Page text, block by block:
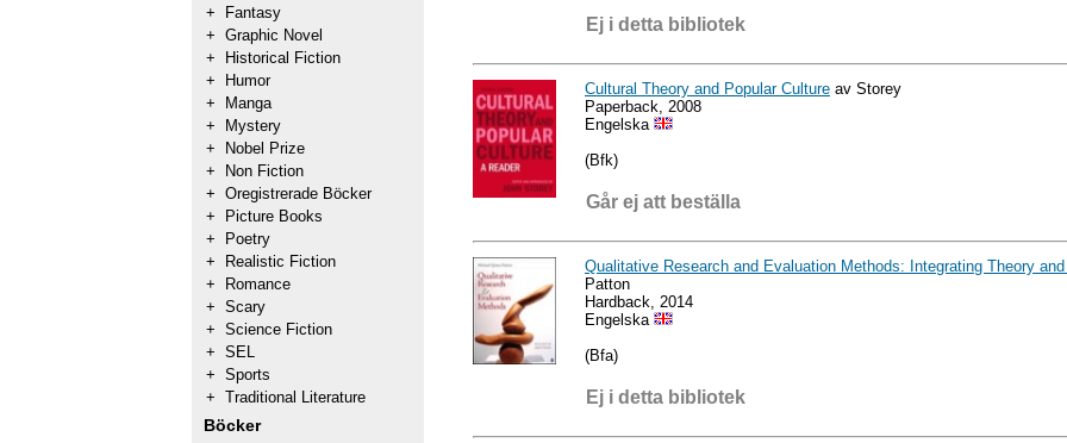
+
Fantasy
+ Graphic Novel
+
Historical Fiction
+
Humor
+
Manga
+
Mystery
+
Nobel Prize
+
Non Fiction
+ Oregistrerade Böcker
+
Picture Books
+
Poetry
+
Realistic Fiction
+
Romance
+ Scary
+ Science Fiction
+ SEL
+ Sports
+ Traditional Literature
Böcker
Ej i detta bibliotek
Cultural Theory and Popular Culture av Storey
Paperback, 2008
Engelska
(Bfk)
Går ej att beställa
Qualitative Research and Evaluation Methods: Integrating Theory
Patton
Hardback, 2014
Engelska
(Bfa)
Ej i detta bibliotek